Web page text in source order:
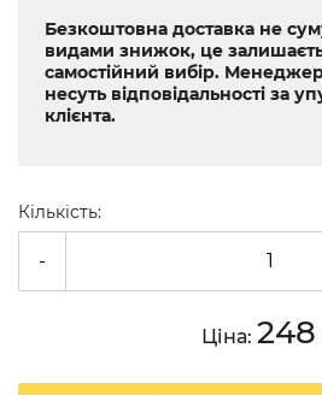
Безкоштовна доставка не
видами знижок, це
самостійний вибір.
несуть відповідальності за
клієнта.
Кількість:
-
Ціна: 248